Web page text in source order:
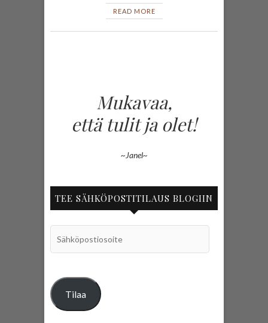
READ MORE
Mukavaa,
että tulit ja olet!
~Janel~
TEE SÄHKÖPOSTITILAUS BLOGIIN
Tilaa